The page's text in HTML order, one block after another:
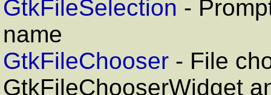
GtkFileSelection -
name
GtkFileChooser - File
GtkFileChooserWidget